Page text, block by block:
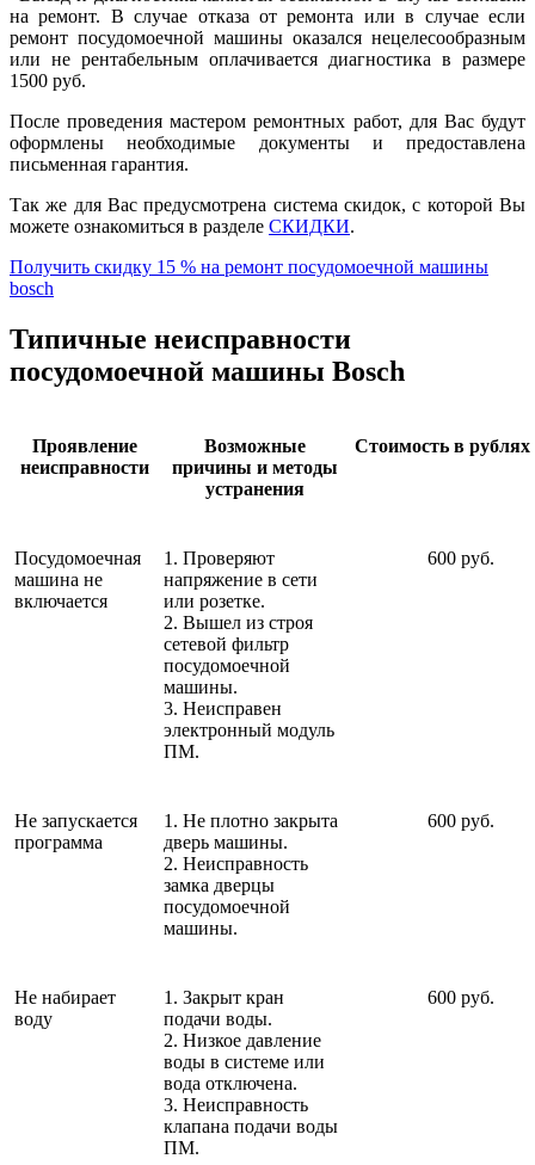
на ремонт. В случае отказа от ремонта или в случае если
ремонт посудомоечной машины оказался нецелесообразным
или не рентабельным оплачивается диагностика в размере
1500 руб.
После проведения мастером ремонтных работ, для Вас будут
оформлены необходимые документы и предоставлена
письменная гарантия.
Так же для Вас предусмотрена система скидок, с которой Вы
можете ознакомиться в разделе СКИДКИ.
Получить скидку 15 % на ремонт посудомоечной машины
bosch
Типичные неисправности
посудомоечной машины Bosch
Проявление
неисправности
Возможные
причины и методы
устранения
Стоимость в рублях
Посудомоечная
машина не
включается
1. Проверяют
напряжение в сети
или розетке.
2. Вышел из строя
сетевой фильтр
посудомоечной
машины.
3. Неисправен
электронный модуль
ПМ.
600 руб.
Не запускается
программа
1. Не плотно закрыта
дверь машины.
2. Неисправность
замка дверцы
посудомоечной
машины.
600 руб.
Не набирает
воду
1. Закрыт кран
подачи воды.
2. Низкое давление
воды в системе или
вода отключена.
3. Неисправность
клапана подачи воды
ПМ.
600 руб.